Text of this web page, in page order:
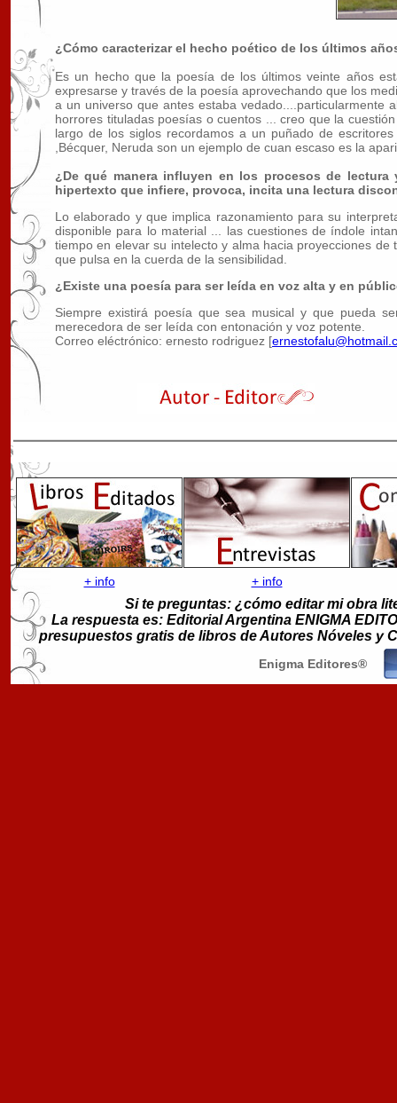
¿Cómo caracterizar el hecho poético de los últimos
Es un hecho que la poesía de los últimos veinte años
expresarse y través de la poesía aprovechando que los
a un universo que antes estaba
horrores tituladas poesías o cuentos ... creo que la
largo de los siglos recordamos a un puñado de
,Bécquer, Neruda son un ejemplo de cuan escaso es la
¿De qué manera influyen en los procesos de
hipertexto que infiere, provoca, incita una lectura
Lo elaborado y que implica razonamiento para su
disponible para lo material ... las cuestiones de índole
tiempo en elevar su intelecto y alma hacia proyecciones
que pulsa en la cuerda de la sensibilidad.
¿Existe una poesía para ser leída en voz alta y en
Siempre existirá poesía que sea musical y que pueda
merecedora de ser leída con entonación y voz potente.
Correo eléctrónico: ernesto rodriguez [
+ info + info
Si te preguntas: ¿cómo editar mi obra
La respuesta es: Editorial Argentina ENIGMA
presupuestos gratis de libros de Autores Nóveles y
Enigma Editores®